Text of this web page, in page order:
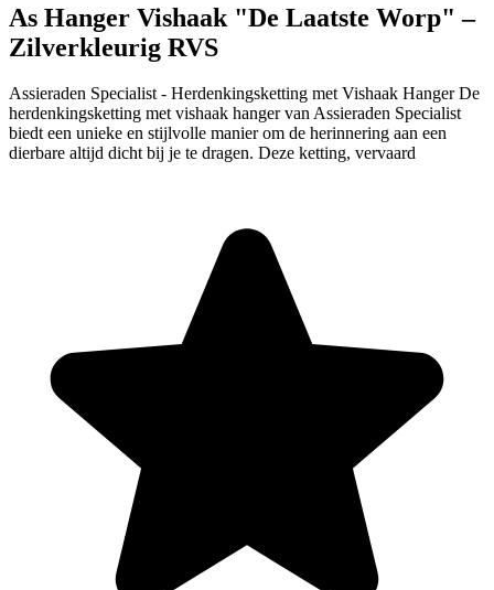
As Hanger Vishaak "De Laatste Worp" –
Zilverkleurig RVS
Assieraden Specialist - Herdenkingsketting met Vishaak Hanger De
herdenkingsketting met vishaak hanger van Assieraden Specialist
biedt een unieke en stijlvolle manier om de herinnering aan een
dierbare altijd dicht bij je te dragen. Deze ketting, vervaard